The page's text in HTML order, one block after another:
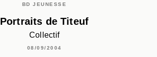
BD JEUNESSE
Portraits de Titeuf
Collectif
08/09/2004